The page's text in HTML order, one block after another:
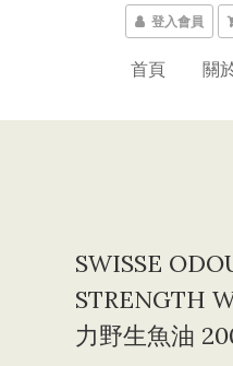
登入會員
首頁 關
SWISSE
STRENGTH
力野生魚油